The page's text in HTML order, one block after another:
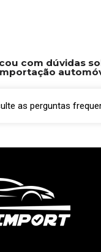
com dúvidas
as perguntas